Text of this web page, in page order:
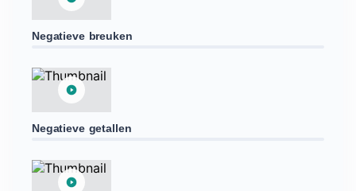
Negatieve breuken
Negatieve getallen